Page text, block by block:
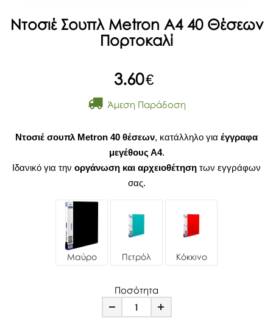
Ντοσιέ Σουπλ Metron A4 40 Θέσεων
Πορτοκαλί
3.60€
Άμεση Παράδοση
Ντοσιέ σουπλ Metron 40 θέσεων, κατάλληλο για έγγραφα
μεγέθους Α4.
Ιδανικό για την οργάνωση και αρχειοθέτηση των εγγράφων
σας.
Μαύρο Πετρόλ Κόκκινο
Ποσότητα
Minus Plus